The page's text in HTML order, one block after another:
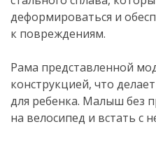
деформироваться и
к повреждениям.
Рама представленной
конструкцией, что
для ребенка. Малыш без
на велосипед и встать с